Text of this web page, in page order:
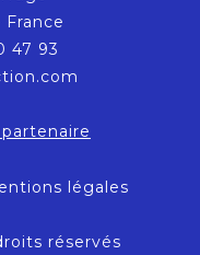
47 93
légales
réservés